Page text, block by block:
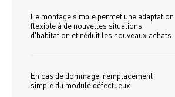
Le montage simple permet une adaptation
flexible à de nouvelles situations
d'habitation et réduit les nouveaux achats.
En cas de dommage, remplacement
simple du module défectueux